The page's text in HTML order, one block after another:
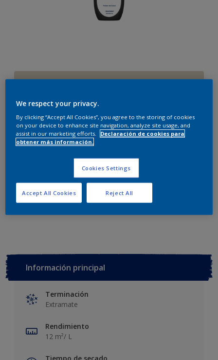
Cantidad Calculadora de pintura
Calcular
Añadir al carrito de compra
Información principal
Terminación
Extramate
Rendimiento
12 m²/ L
We respect your privacy.
By clicking “Accept All Cookies”, you agree to the storing of cookies
on your device to enhance site navigation, analyze site usage, and
assist in our marketing efforts.
Declaración de cookies para
obtener más información.
Cookies Settings
Reject All
Accept All Cookies